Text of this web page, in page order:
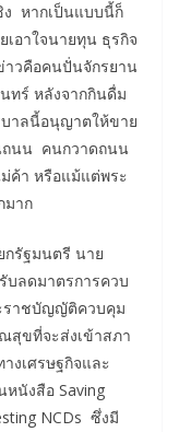
ง หากเป็นแบบนี้ก็
อาใจนายทุน ธุรกิจ
าวคือคนปั่นจักรยาน
ทร์ หลังจากกินดื่ม
บาลนี้อนุญาตให้ขาย
ถนน คนกวาดถนน
ค้า หรือแม้แต่พระ
มาก
กรัฐมนตรี นาย
บลดมาตรการควบ
ราชบัญญัติควบคุม
สุขที่จะส่งเข้าสภา
งเศรษฐกิจและ
นังสือ Saving
NCDs ซึ่งมี